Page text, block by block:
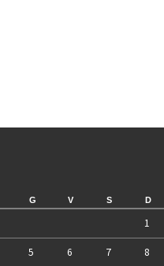
G V S D
1
5 6 7 8